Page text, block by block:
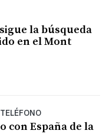
la búsqueda
en el Mont
con España de la